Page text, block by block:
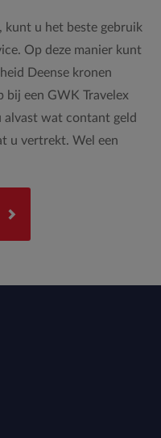
kunt u het beste gebruik
Op deze manier kunt
Deense kronen
bij een GWK Travelex
alvast wat contant geld
u vertrekt. Wel een